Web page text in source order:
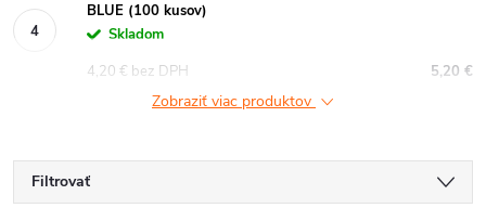
BLUE (100 kusov)
Skladom
5,20 €
4,20 € bez DPH
Zobraziť viac produktov
Filtrovať